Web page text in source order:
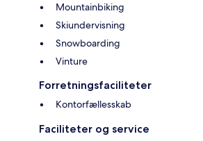
Mountainbiking
Skiundervisning
Snowboarding
Vinture
Forretningsfaciliteter
Kontorfællesskab
Faciliteter og service